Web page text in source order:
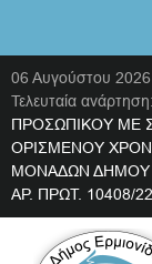
06 Αυγούστου 2026
Τελευταία ανάρτηση:
ΠΡΟΣΩΠΙΚΟΥ ΜΕ
ΟΡΙΣΜΕΝΟΥ
ΜΟΝΑΔΩΝ ΔΗΜΟΥ
ΑΡ. ΠΡΩΤ. 10408/